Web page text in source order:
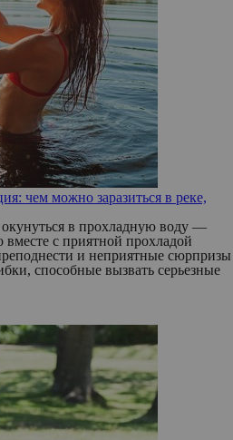
чем можно заразиться в реке,
окунуться в прохладную воду —
с приятной прохладой
и неприятные сюрпризы
способные вызвать серьезные